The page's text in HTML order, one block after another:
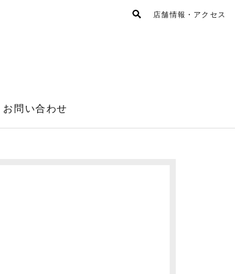
店舗情報・アクセス
お問い合わせ